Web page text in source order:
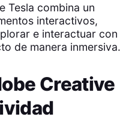
Tesla combina un
interactivos,
e interactuar con
de manera inmersiva.
Creative